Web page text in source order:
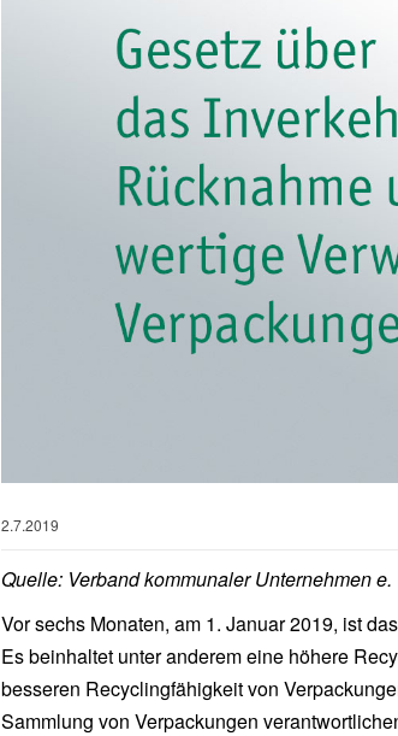
2.7.2019
Quelle: Verband kommunaler Unternehmen e.
Vor sechs Monaten, am 1. Januar 2019, ist
Es beinhaltet unter anderem eine höhere
besseren Recyclingfähigkeit von
Sammlung von Verpackungen